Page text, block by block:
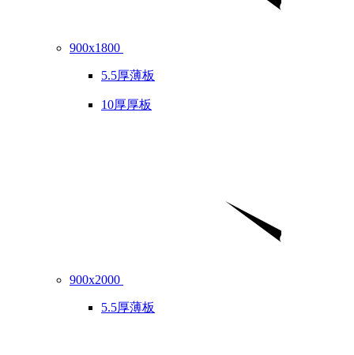
900x1800
5.5厚薄板
10厚厚板
900x2000
5.5厚薄板